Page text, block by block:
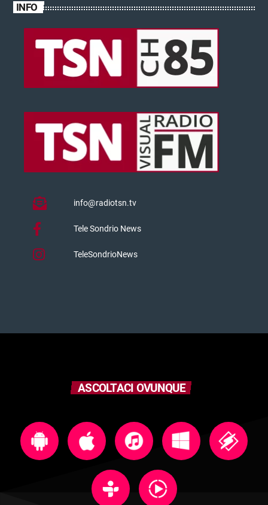
INFO
info@radiotsn.tv
Tele Sondrio News
TeleSondrioNews
ASCOLTACI OVUNQUE